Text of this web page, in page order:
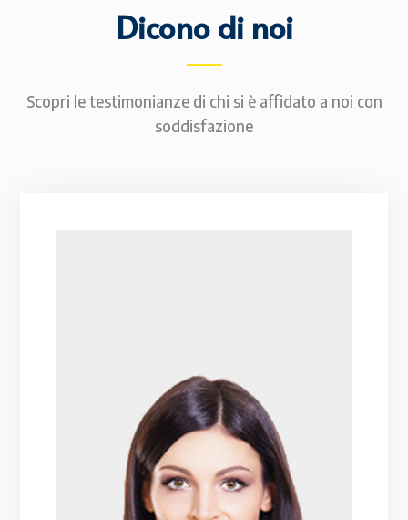
Dicono di noi
Scopri le testimonianze di chi si è affidato a noi con
soddisfazione